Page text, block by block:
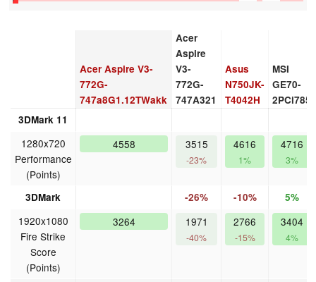
Acer Aspire V3-
772G-
747a8G1.12TWakk
Acer
Aspire
V3-
772G-
747A321
Asus
N750JK-
T4042H
MSI
GE70-
2PCi785
3DMark 11
1280x720
Performance
(Points)
4558 3515
-23%
4616
1%
4716
3%
3DMark -26% -10% 5%
1920x1080
Fire Strike
Score
(Points)
3264 1971
-40%
2766
-15%
3404
4%